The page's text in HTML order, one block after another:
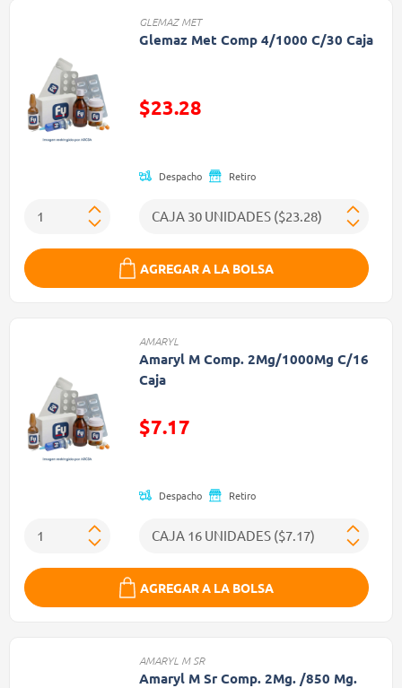
GLEMAZ MET
Glemaz Met Comp 4/1000 C/30 Caja
$23.28
Despacho Retiro
AGREGAR A LA BOLSA
AMARYL
Amaryl M Comp. 2Mg/1000Mg C/16
Caja
$7.17
Despacho Retiro
AGREGAR A LA BOLSA
AMARYL M SR
Amaryl M Sr Comp. 2Mg. /850 Mg.